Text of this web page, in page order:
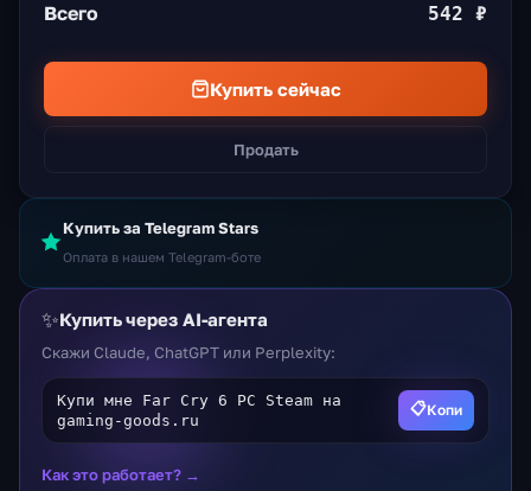
Всего 542 ₽
Купить сейчас
Продать
Купить за Telegram Stars
Оплата в нашем Telegram-боте
✨Купить через AI-агента
Скажи Claude, ChatGPT или Perplexity:
Купи мне Far Cry 6 PC Steam на
gaming-goods.ru
📋Копи
Как это работает? →